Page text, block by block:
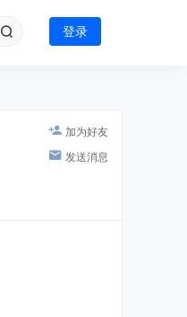
登录
加为好友
发送消息